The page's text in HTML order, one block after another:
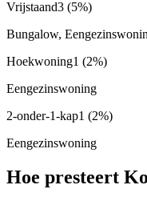
Vrijstaand3 (5%)
Bungalow,
Hoekwoning1 (2%)
Eengezinswoning
2-onder-1-kap1 (2%)
Eengezinswoning
Hoe presteert